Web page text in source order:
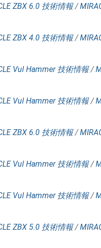
ZBX 6.0 技術情報 /
ZBX 4.0 技術情報 /
Vul Hammer 技術情報 /
Vul Hammer 技術情報 /
ZBX 6.0 技術情報 /
Vul Hammer 技術情報 /
Vul Hammer 技術情報 /
ZBX 5.0 技術情報 /